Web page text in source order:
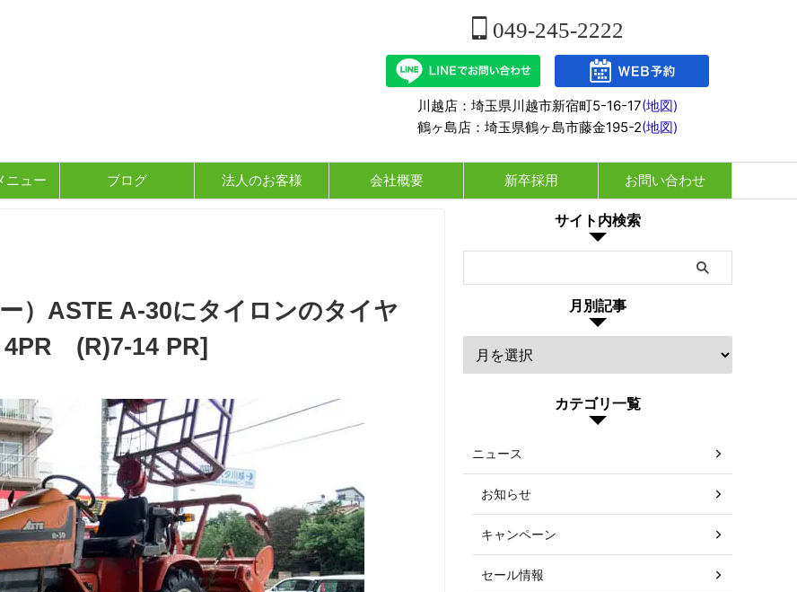
049-245-2222
川越店：埼玉県川越市新宿町5-16-17(地図)
鶴ヶ島店：埼玉県鶴ヶ島市藤金195-2(地図)
ニュー ブログ 法人のお客様 会社概要 新卒採用 お問い合わせ
）ASTE A-30にタイロンのタイヤ
4PR (R)7-14 PR]
サイト内検索
月別記事
カテゴリ一覧
ニュース
お知らせ
キャンペーン
セール情報